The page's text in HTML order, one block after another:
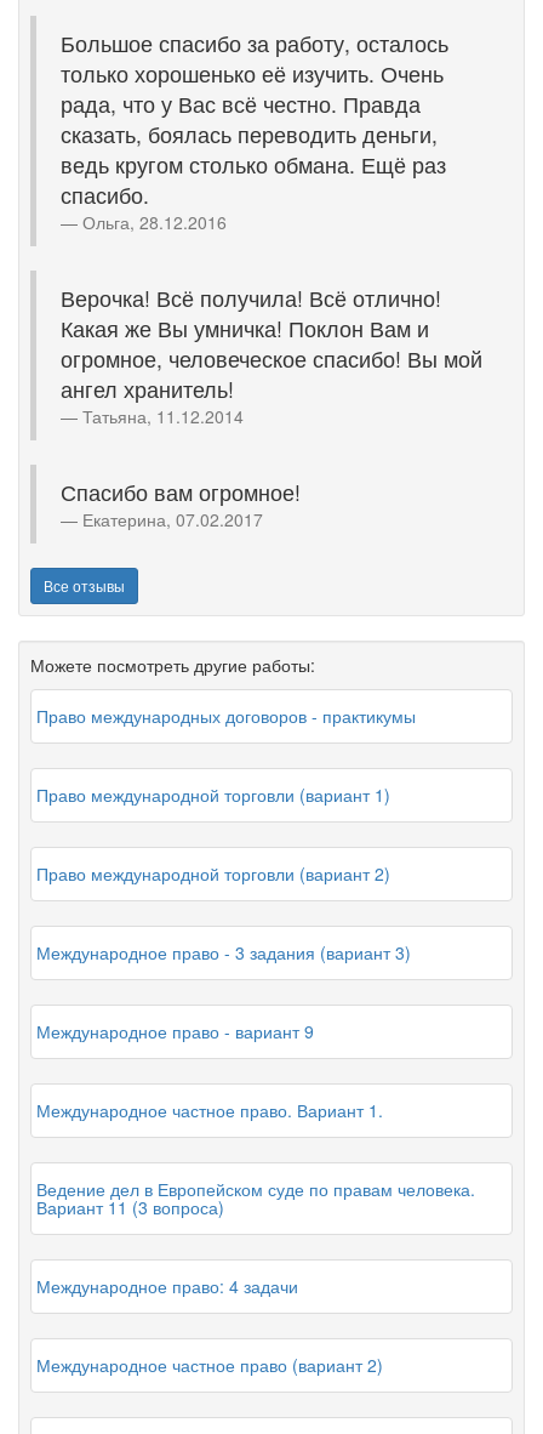
Большое спасибо за работу, осталось
только хорошенько её изучить. Очень
рада, что у Вас всё честно. Правда
сказать, боялась переводить деньги,
ведь кругом столько обмана. Ещё раз
спасибо.
Ольга, 28.12.2016
Верочка! Всё получила! Всё отлично!
Какая же Вы умничка! Поклон Вам и
огромное, человеческое спасибо! Вы мой
ангел хранитель!
Татьяна, 11.12.2014
Спасибо вам огромное!
Екатерина, 07.02.2017
Все отзывы
Можете посмотреть другие работы:
Право международных договоров - практикумы
Право международной торговли (вариант 1)
Право международной торговли (вариант 2)
Международное право - 3 задания (вариант 3)
Международное право - вариант 9
Международное частное право. Вариант 1.
Ведение дел в Европейском суде по правам человека.
Вариант 11 (3 вопроса)
Международное право: 4 задачи
Международное частное право (вариант 2)